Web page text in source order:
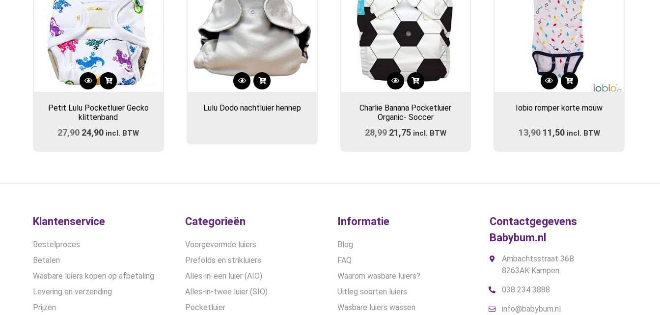
Petit Lulu Pocketluier Gecko
klittenband
27,90 Oorspronkelijke
24,90 Huidige
incl. BTW
Lulu Dodo nachtluier hennep
Charlie Banana Pocketluier
Organic- Soccer
28,99 Oorspronkelijke
21,75Huidige
incl. BTW
Dit
heeft
variaties.
productpagina
Iobio romper korte mouw
13,90 Oorspronkelijke
11,50Huidige
incl. BTW
Klantenservice
Bestelproces
Betalen
Wasbare luiers kopen op afbetaling
Levering en verzending
Prijzen
Categorieën
Voorgevormde luiers
Prefolds en strikluiers
Alles-in-een luier (AIO)
Alles-in-twee luier (SIO)
Pocketluier
Informatie
Blog
FAQ
Waarom wasbare luiers?
Uitleg soorten luiers
Wasbare luiers wassen
Contactgegevens
Babybum.nl
Ambachtsstraat 36B
8263AK Kampen
038 234 3888
info@babybum.nl